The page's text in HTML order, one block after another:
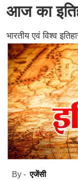
आज का
भारतीय एवं विश्व
By -एजेंसी